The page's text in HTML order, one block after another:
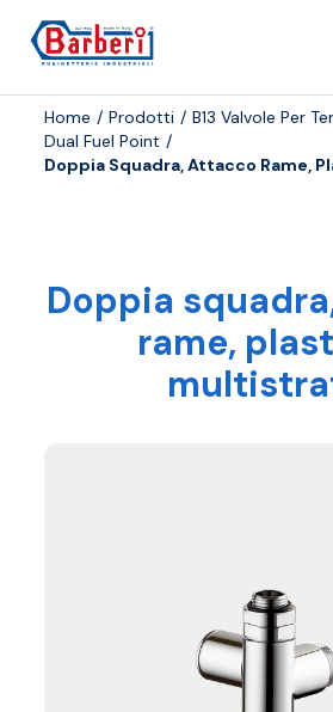
Home Prodotti
B13 Valvole Per
Dual Fuel Point
Doppia Squadra, Attacco Rame,
Doppia
rame,